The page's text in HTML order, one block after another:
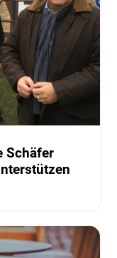
Schäfer